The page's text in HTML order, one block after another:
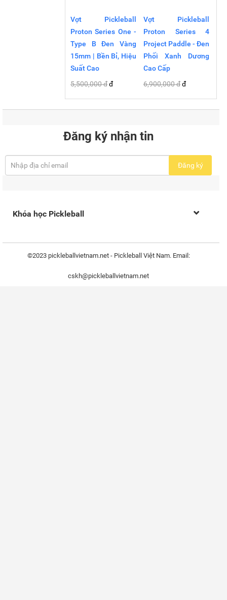
Vợt Pickleball
Proton Series One -
Type B Đen Vàng
15mm | Bền Bỉ, Hiệu
Suất Cao
5,500,000 đđ
Vợt Pickleball
Proton Series 4
Project Paddle - Đen
Phối Xanh Dương
Cao Cấp
6,900,000 đđ
Đăng ký nhận tin
Đăng ký
Khóa học Pickleball
©2023 pickleballvietnam.net - Pickleball Việt Nam. Email:
cskh@pickleballvietnam.net